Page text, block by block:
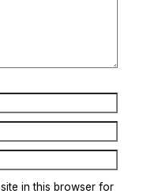
in this browser for